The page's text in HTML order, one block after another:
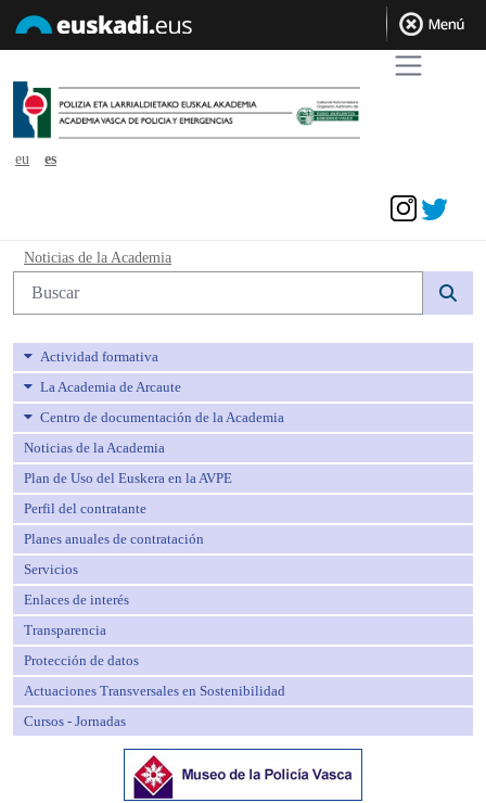
eu
es
Noticias de la Academia - avpe
Noticias de la Academia
Búsqueda web
Actividad formativa
La Academia de Arcaute
Centro de documentación de la Academia
Noticias de la Academia
Plan de Uso del Euskera en la AVPE
Perfil del contratante
Planes anuales de contratación
Servicios
Enlaces de interés
Transparencia
Protección de datos
Actuaciones Transversales en Sostenibilidad
Cursos - Jornadas